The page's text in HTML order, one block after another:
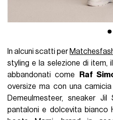
In alcuni scatti per
styling e la selezione di item,
abbandonati come
Raf
oversize ma con una
Demeulmesteer, sneaker Jil
pantaloni e dolcevita bianco